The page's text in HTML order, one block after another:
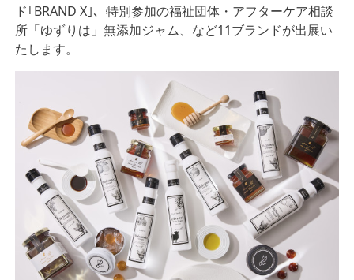
ド｢BRAND X｣、特別参加の福祉団体・アフターケア相談
所「ゆずりは」無添加ジャム、など11ブランドが出展い
たします。